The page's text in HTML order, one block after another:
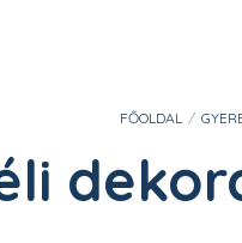
FŐOLDAL /